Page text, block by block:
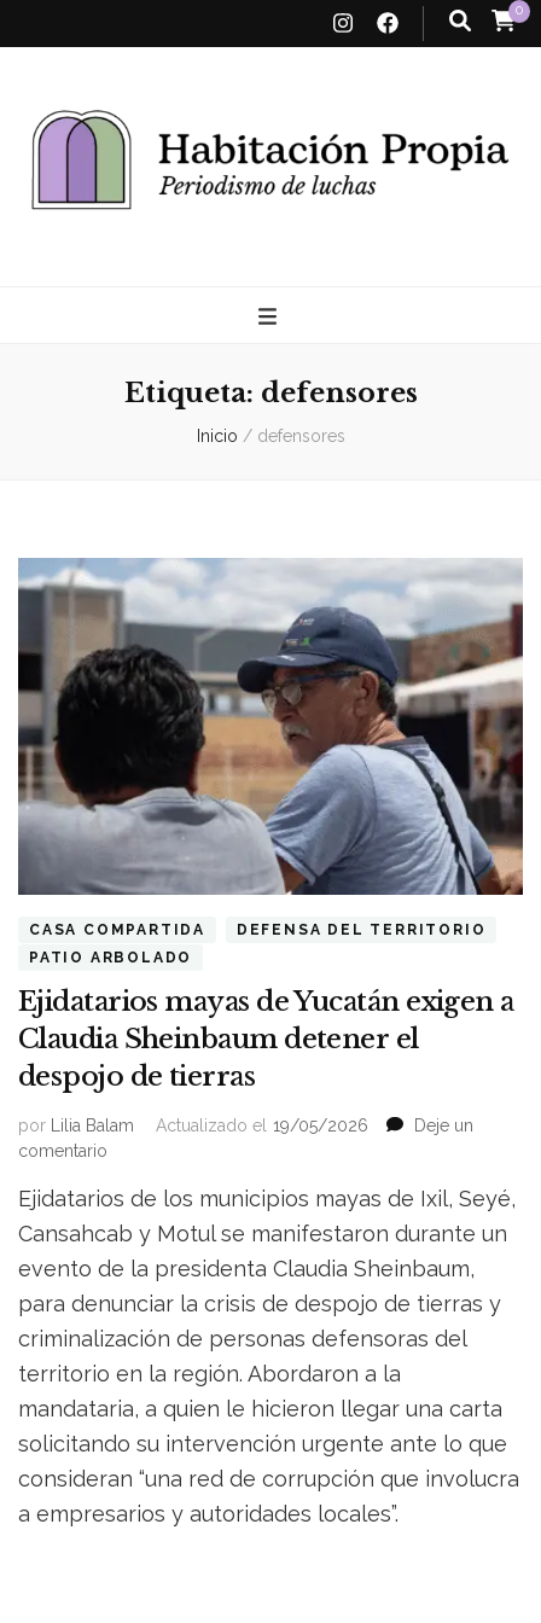
0
Propia
Etiqueta: defensores
Inicio / defensores
CASA COMPARTIDA
DEFENSA DEL TERRITORIO
PATIO ARBOLADO
Ejidatarios mayas de Yucatán exigen a
Claudia Sheinbaum detener el
despojo de tierras
por Lilia Balam Actualizado el 19/05/2026
Deje un
comentario
mayas
de
Yucatán
exigen
a
Claudia
Sheinbaum
detener
el
de
tierras
Ejidatarios de los municipios mayas de Ixil, Seyé,
Cansahcab y Motul se manifestaron durante un
evento de la presidenta Claudia Sheinbaum,
para denunciar la crisis de despojo de tierras y
criminalización de personas defensoras del
territorio en la región. Abordaron a la
mandataria, a quien le hicieron llegar una carta
solicitando su intervención urgente ante lo que
consideran “una red de corrupción que involucra
a empresarios y autoridades locales”.